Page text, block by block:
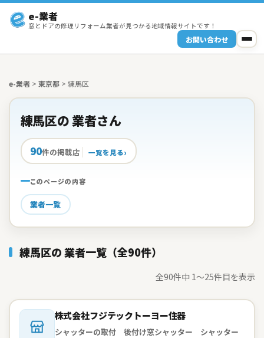
e-業者
窓とドアの修理リフォーム業者が見つかる地域情報サイトです！
お問い合わせ
e-業者 > 東京都 > 練馬区
練馬区の 業者さん
90件の掲載店 一覧を見る
このページの内容
業者一覧
練馬区の 業者一覧（全90件）
全90件中 1〜25件目を表示
会社名：
株式会社フジテックトーヨー住器
シャッターの取付 後付け窓シャッター シャッター